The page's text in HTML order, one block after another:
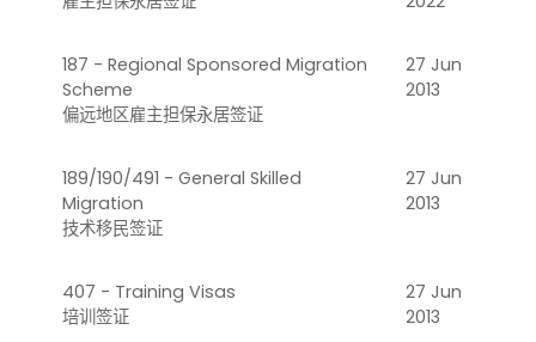
187 - Regional Sponsored Migration
Scheme
偏远地区雇主担保永居签证
27 Jun
2013
189/190/491 - General Skilled
Migration
技术移民签证
27 Jun
2013
407 - Training Visas
培训签证
27 Jun
2013